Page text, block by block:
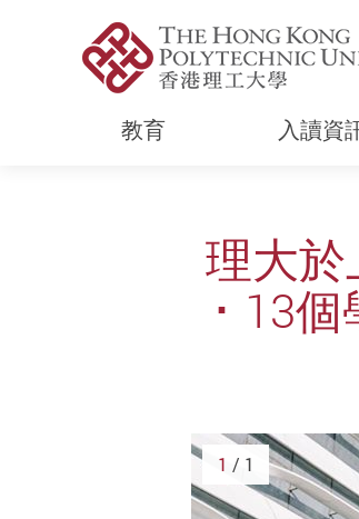
教育 入讀資
理大
･ 13
1 / 1